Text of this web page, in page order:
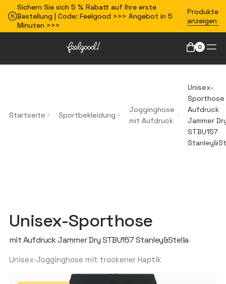
Sichern Sie sich 5 % Rabatt auf Ihre erste
Bestellung | Code: Feelgood >>> Angebot in 5
Minuten >>>
Produkte
anzeigen
0
Startseite Sportbekleidung
Jogginghose
mit Aufdruck
Unisex-
Sporthose
Aufdruck
Jammer
STBU157
Unisex-Sporthose
mit Aufdruck Jammer Dry STBU157 Stanley&Stella
Unisex-Jogginghose mit trockener Haptik